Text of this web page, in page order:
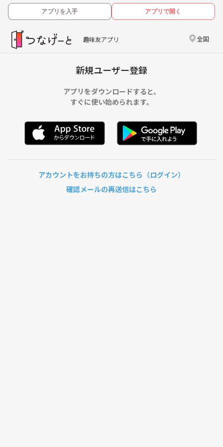
アプリを入手 アプリで開く
趣味友アプリ 全国
新規ユーザー登録
アプリをダウンロードすると、
すぐに使い始められます。
アカウントをお持ちの方はこちら（ログイン）
確認メールの再送信はこちら